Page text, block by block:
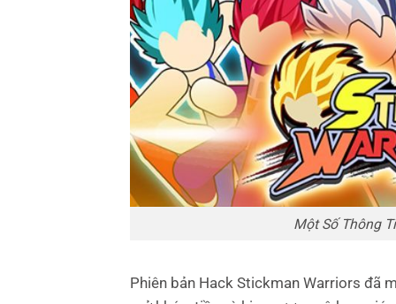
Một Số Thông
Phiên bản Hack Stickman Warriors đã